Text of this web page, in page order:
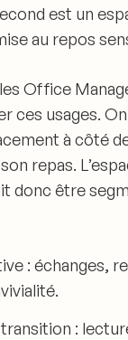
est un
au repos
Office
ces usages.
à côté
repas.
donc être
: échanges,
: